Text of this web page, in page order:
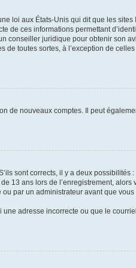
loi aux États-Unis qui dit que les
de ces informations permettant
conseiller juridique pour obtenir son
toutes sortes, à l’exception de
de nouveaux comptes. Il peut
sont corrects, il y a deux possibilités :
13 ans lors de l’enregistrement,
par un administrateur avant que
adresse incorrecte ou que le